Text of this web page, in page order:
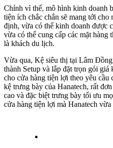
Chính vì thế, mô hình kinh doanh
tiện ích chắc chắn sẽ mang tới
định, vừa có thể kinh doanh được
vừa có thể cung cấp các mặt hàng
là khách du lịch.
Vừa qua, Kệ siêu thị tại Lâm
thành Setup và lắp đặt trọn gói giá
cho cửa hàng tiện lợi theo yêu cầu
kệ trưng bày của Hanatech, rất
cao và đặc biệt trưng bày tối ưu
cửa hàng tiện lợi mà Hanatech vừa